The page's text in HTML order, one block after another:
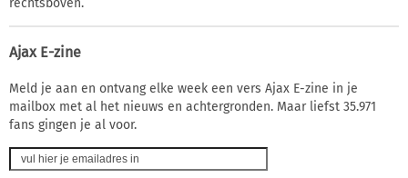
Ajax E-zine
Meld je aan en ontvang elke week een vers Ajax E-zine in je
mailbox met al het nieuws en achtergronden. Maar liefst 35.971
fans gingen je al voor.